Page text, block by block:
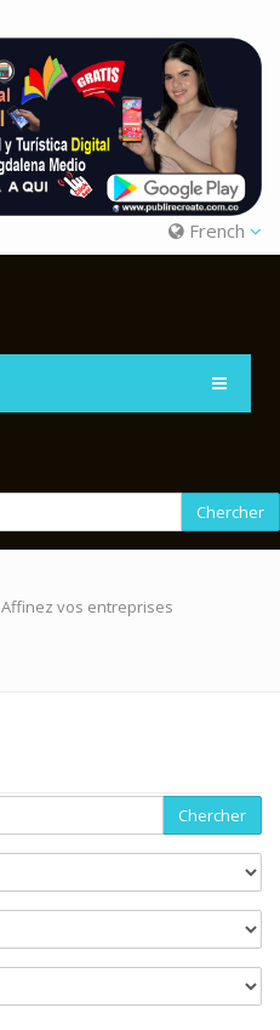
French
Chercher
Affinez vos entreprises
Chercher